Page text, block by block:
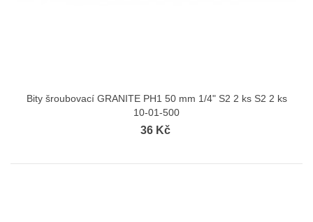
Bity šroubovací GRANITE PH1 50 mm 1/4" S2 2 ks S2 2 ks
10-01-500
36 Kč